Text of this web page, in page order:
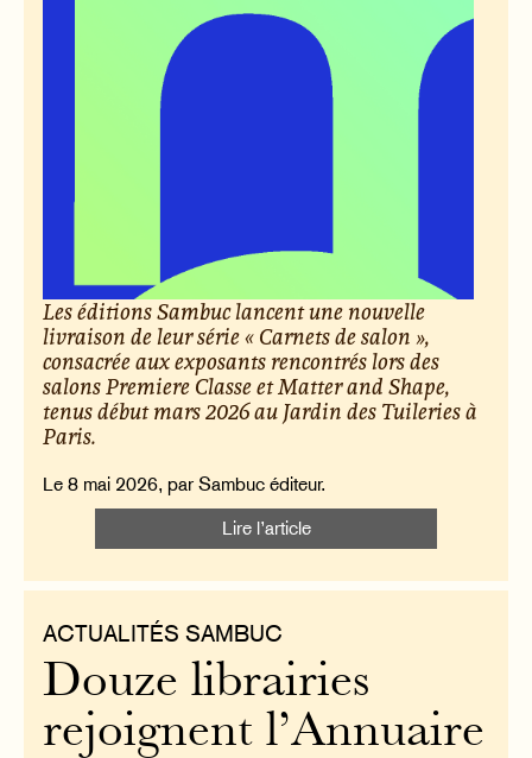
Les éditions Sambuc lancent une nouvelle
livraison de leur série « Carnets de salon »,
consacrée aux exposants rencontrés lors des
salons Premiere Classe et Matter and Shape,
tenus début mars 2026 au Jardin des Tuileries à
Paris.
Le 8 mai 2026, par Sambuc éditeur.
Lire l’article
ACTUALITÉS SAMBUC
Douze librairies
rejoignent l’Annuaire